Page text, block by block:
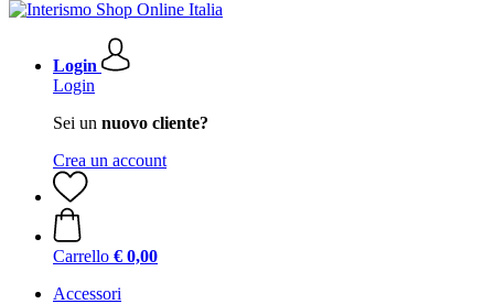
Login
Login
Sei un nuovo cliente?
Crea un account
Carrello € 0,00
Accessori